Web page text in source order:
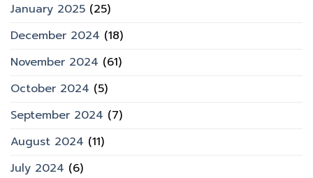
January 2025 (25)
December 2024 (18)
November 2024 (61)
October 2024 (5)
September 2024 (7)
August 2024 (11)
July 2024 (6)